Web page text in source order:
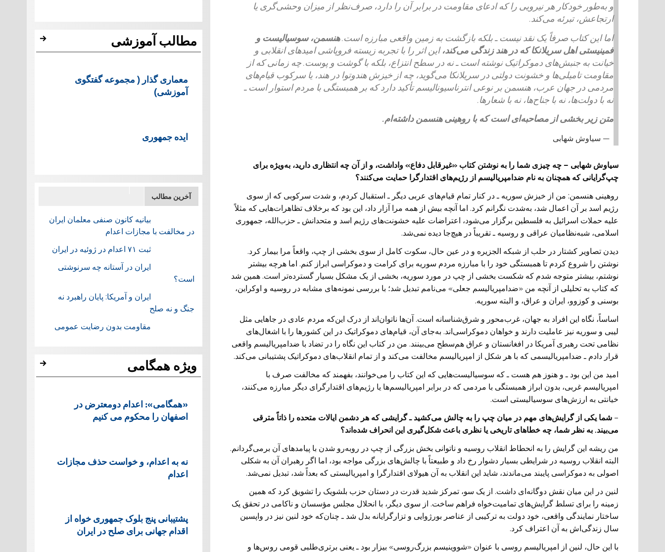
و به‌طور خودکار هر نیرویی را که ادعای مقاومت در برابر آن را دارد، صرف‌نظر از میزان وحشی‌گری یا
ارتجاعش، تبرئه می‌کند.
اما این کتاب صرفاً یک نقد نیست ـ بلکه بازگشت به زمین واقعی مبارزه است.هنسمن، سوسیالیست و
فمینیستی اهل سریلانکا که در هند زندگی می‌کند،این اثر را با تجربه‌ زیسته فروپاشی امیدهای انقلابی و
خیانت به جنبش‌های دموکراتیک نوشته است ـ نه در سطح انتزاع، بلکه با گوشت و پوست. چه زمانی که از
مقاومت تامیلی‌ها و خشونت دولتی در سریلانکا می‌گوید، چه از خیزش هندوتوا در هند، یا سرکوب قیام‌های
مردمی در جهان عرب، هنسمن بر نوعی انترناسیونالیسم تأکید دارد که بر همبستگی با مردم استوار است ـ
نه با دولت‌ها، نه با جناح‌ها، نه با شعارها.
متن زیر بخشی از مصاحبه‌ای است که با روهینی هنسمن داشته‌ام.
سیاوش شهابی
سیاوش شهابی – چه چیزی شما را به نوشتن کتاب «غیرقابل دفاع» واداشت، و از آن چه انتظاری دارید، به‌ویژه برای
چپ‌گرایانی که همچنان به نام ضد‌امپریالیسم از رژیم‌های اقتدارگرا حمایت می‌کنند؟
روهینی هنسمن: من از خیزش سوریه ـ در کنار تمام قیام‌های عربی دیگر ـ استقبال کردم، و شدت سرکوبی که از سوی
رژیم اسد بر آن اعمال شد، به‌شدت نگرانم کرد. اما آنچه بیش از همه مرا آزار داد، این بود که برخلاف تظاهرات‌هایی که مثلاً
علیه حملات اسرائیل به فلسطین برگزار می‌شود، اعتراضات علیه خشونت‌های رژیم اسد و متحدانش ـ حزب‌الله، جمهوری
اسلامی، شبه‌نظامیان عراقی و روسیه ـ تقریباً در هیچ‌جا دیده نمی‌شد.
دیدن تصاویر کشتار در حلب از شبکه الجزیره و در عین حال، سکوت کامل از سوی بخشی از چپ، واقعاً مرا بیمار کرد.
نوشتن را شروع کردم تا همبستگی خود را با مبارزه مردم سوریه برای کرامت و دموکراسی ابراز کنم. اما هرچه بیشتر
نوشتم، بیشتر متوجه شدم که شکست بخشی از چپ در مورد سوریه، بخشی از یک مشکل بسیار گسترده‌تر است. همین شد
که کتاب به تحلیلی از آنچه من «ضد‌امپریالیسم جعلی» می‌نامم تبدیل شد؛ با بررسی نمونه‌های مشابه در روسیه و اوکراین،
بوسنی و کوزوو، ایران و عراق، و البته سوریه.
اساساً، نگاه این افراد به جهان، غرب‌محور و شرق‌شناسانه است. آن‌ها ناتوان‌اند از درک این‌که مردم عادی در جاهایی مثل
لیبی و سوریه نیز عاملیت دارند و خواهان دموکراسی‌اند. به‌جای آن، قیام‌های دموکراتیک در این کشورها را با اشغال‌های
نظامی تحت رهبری آمریکا در افغانستان و عراق هم‌سطح می‌بینند. من در کتاب این نگاه را در تضاد با ضد‌امپریالیسم واقعی
قرار دادم ـ ضد‌امپریالیسمی که با هر شکل از امپریالیسم مخالفت می‌کند و از تمام انقلاب‌های دموکراتیک پشتیبانی می‌کند.
امید من این بود ـ و هنوز هم هست ـ که سوسیالیست‌هایی که این کتاب را می‌خوانند، بفهمند که مخالفت صرف با
امپریالیسم غربی، بدون ابراز همبستگی با مردمی که در برابر امپریالیسم‌ها یا رژیم‌های اقتدارگرای دیگر مبارزه می‌کنند،
خیانتی به ارزش‌های سوسیالیستی است.
– شما یکی از گرایش‌های مهم در میان چپ را به چالش می‌کشید ـ گرایشی که هر دشمن ایالات متحده را ذاتاً مترقی
می‌بیند. به نظر شما، چه خطاهای تاریخی یا نظری باعث شکل‌گیری این انحراف شده‌اند؟
من ریشه این گرایش را به انحطاط انقلاب روسیه و ناتوانی بخش بزرگی از چپ در روبه‌رو شدن با پیامدهای آن برمی‌گردانم.
البته انقلاب روسیه در شرایطی بسیار دشوار رخ داد و طبیعتاً با چالش‌های بزرگی مواجه بود، اما اگر رهبران آن به شکلی
اصولی به دموکراسی پایبند می‌ماندند، شاید این انقلاب به آن هیولای اقتدارگرا و امپریالیستی که بعداً شد، تبدیل نمی‌شد.
لنین در این میان نقش دوگانه‌ای داشت. از یک سو، تمرکز شدید قدرت در دستان حزب بلشویک را تشویق کرد که همین
زمینه را برای تسلط گرایش‌های تمامیت‌خواه فراهم ساخت. از سوی دیگر، با انحلال مجلس مؤسسان و ناکامی در تحقق یک
ساختار نمایندگی واقعی، خود دولت به ترکیبی از عناصر بورژوایی و تزارگرایانه بدل شد ـ چنان‌که خود لنین نیز در واپسین
سال زندگی‌اش به آن اعتراف کرد.
با این حال، لنین از امپریالیسم روسی با عنوان «شووینیسم بزرگ‌روسی» بیزار بود ـ یعنی برتری‌طلبی قومی روس‌ها و
مطالب آموزشی
معماری گذار ( مجموعه گفتگوی
آموزشی)
ایده جمهوری
آخرین مطالب
بیانیه کانون صنفی معلمان ایران
در مخالفت با مجازات اعدام
ثبت ۷۱ اعدام در ژوئيه در ایران
ایران در آستانه چه سرنوشتی
است؟
ایران و آمریکا: پایان راهبرد نه
جنگ و نه صلح
مقاومت بدون رضایت عمومی
ویژه همگامی
«همگامی»: اعدام دومعترض در
اصفهان را محکوم می کنیم
نه به اعدام، و خواست حذف مجازات
اعدام
پشتيبانی پنج بلوک جمهوری خواه از
اقدام جهانی برای صلح در ایران